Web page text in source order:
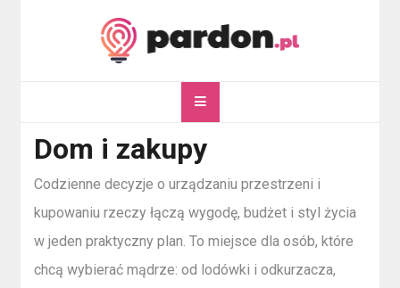
pardon.pl
Dom i zakupy
Codzienne decyzje o urządzaniu przestrzeni i
kupowaniu rzeczy łączą wygodę, budżet i styl życia
w jeden praktyczny plan. To miejsce dla osób, które
chcą wybierać mądrze: od lodówki i odkurzacza,